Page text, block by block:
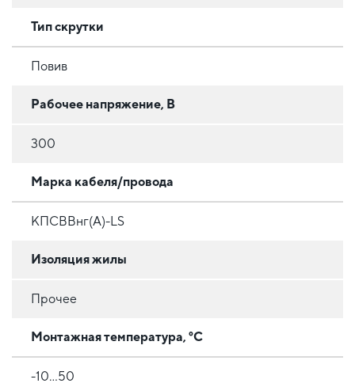
Тип скрутки
Повив
Рабочее напряжение, В
300
Марка кабеля/провода
КПСВВнг(А)-LS
Изоляция жилы
Прочее
Монтажная температура, °C
-10…50